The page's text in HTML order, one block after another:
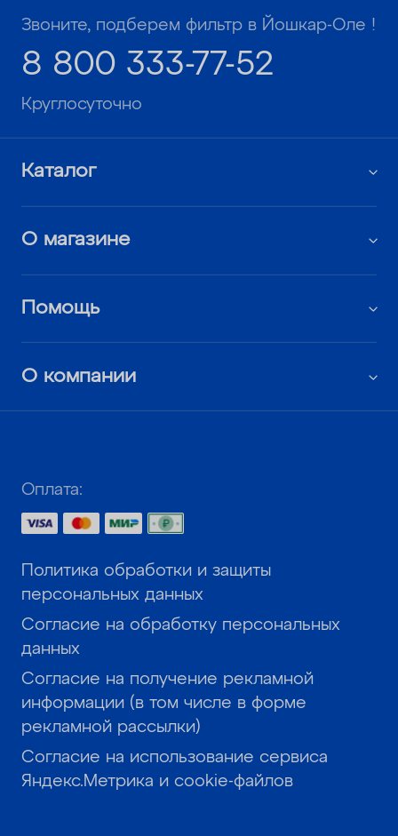
Звоните, подберем фильтр в Йошкар-Оле !
8 800 333-77-52
Круглосуточно
Каталог
О магазине
Помощь
О компании
Оплата:
Политика обработки и защиты
персональных данных
Согласие на обработку персональных
данных
Согласие на получение рекламной
информации (в том числе в форме
рекламной рассылки)
Согласие на использование сервиса
Яндекс.Метрика и cookie-файлов